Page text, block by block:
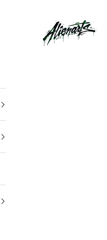
AlienArts
y año: para que